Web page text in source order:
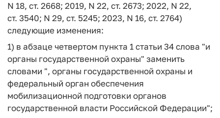
N 18, ст. 2668; 2019, N 22, ст. 2673; 2022, N 22,
ст. 3540; N 29, ст. 5245; 2023, N 16, ст. 2764)
следующие изменения:
1) в абзаце четвертом пункта 1 статьи 34 слова "и
органы государственной охраны" заменить
словами ", органы государственной охраны и
федеральный орган обеспечения
мобилизационной подготовки органов
государственной власти Российской Федерации";